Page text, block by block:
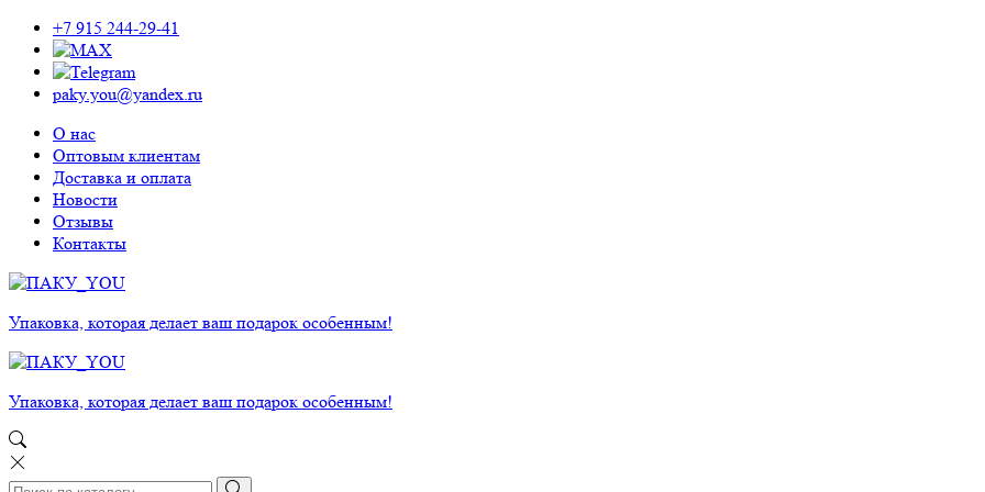
+7 915 244-29-41
paky.you@yandex.ru
О нас
Оптовым клиентам
Доставка и оплата
Новости
Отзывы
Контакты
Упаковка, которая делает ваш подарок особенным!
Упаковка, которая делает ваш подарок особенным!